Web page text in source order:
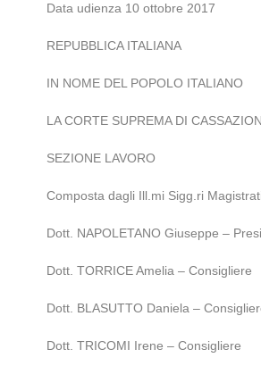
Data udienza 10 ottobre 2017
REPUBBLICA ITALIANA
IN NOME DEL POPOLO ITALIANO
LA CORTE SUPREMA DI
SEZIONE LAVORO
Composta dagli Ill.mi Sigg.ri
Dott. NAPOLETANO Giuseppe –
Dott. TORRICE Amelia – Consigliere
Dott. BLASUTTO Daniela –
Dott. TRICOMI Irene – Consigliere